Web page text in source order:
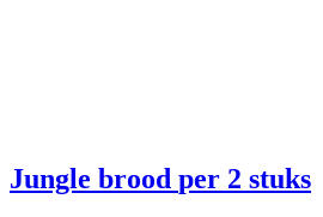
Jungle brood per 2 stuks